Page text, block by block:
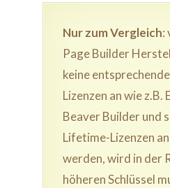
Nur zum Vergleich:
Page Builder
keine
Lizenzen an wie
Beaver Builder und
Lifetime-Lizenzen
werden, wird in der
höheren Schlüssel